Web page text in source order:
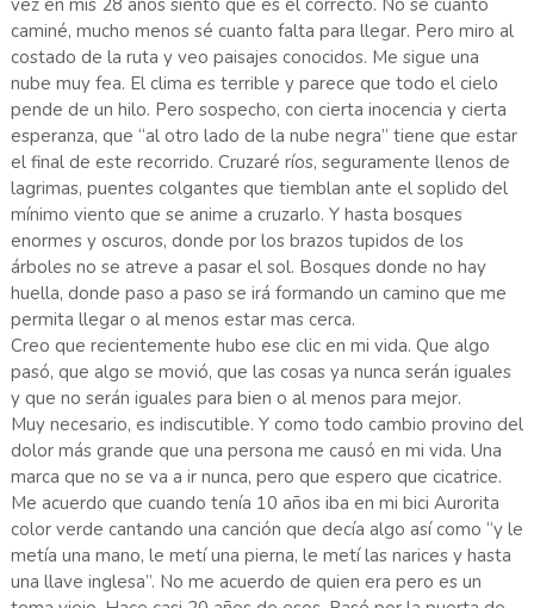
caminé, mucho menos sé cuanto falta para llegar. Pero miro al
costado de la ruta y veo paisajes conocidos. Me sigue una
nube muy fea. El clima es terrible y parece que todo el cielo
pende de un hilo. Pero sospecho, con cierta inocencia y cierta
esperanza, que “al otro lado de la nube negra” tiene que estar
el final de este recorrido. Cruzaré ríos, seguramente llenos de
lagrimas, puentes colgantes que tiemblan ante el soplido del
mínimo viento que se anime a cruzarlo. Y hasta bosques
enormes y oscuros, donde por los brazos tupidos de los
árboles no se atreve a pasar el sol. Bosques donde no hay
huella, donde paso a paso se irá formando un camino que me
permita llegar o al menos estar mas cerca.
Creo que recientemente hubo ese clic en mi vida. Que algo
pasó, que algo se movió, que las cosas ya nunca serán iguales
y que no serán iguales para bien o al menos para mejor.
Muy necesario, es indiscutible. Y como todo cambio provino del
dolor más grande que una persona me causó en mi vida. Una
marca que no se va a ir nunca, pero que espero que cicatrice.
Me acuerdo que cuando tenía 10 años iba en mi bici Aurorita
color verde cantando una canción que decía algo así como “y le
metía una mano, le metí una pierna, le metí las narices y hasta
una llave inglesa”. No me acuerdo de quien era pero es un